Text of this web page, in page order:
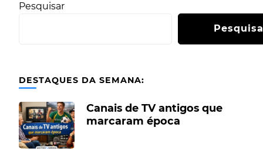
Pesquisar
DESTAQUES DA SEMANA:
Canais de TV antigos que
marcaram época